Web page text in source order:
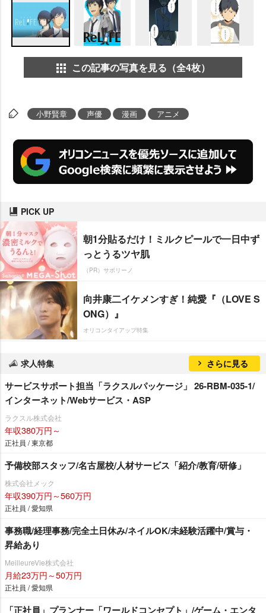
この記事の写真を見る（全4枚）
小野賢章 声優 漫画 アニメ
PICK UP
朝1分貼るだけ！ミルクピールで一日中ず
っとうるツヤ肌
（PR）サボリーノ
向井康二イケメンすぎ！純愛『（LOVE S
ONG）』
オリコンタイアップ特集
求人特集 さらに見る
サービスサポート担当「ラクスルパッケージ」 26-RBM-035-1/
インターネット/Webサービス・ASP
ラクスル株式会社
年収380万円～
正社員 / 東京都
予備校部スタッフ/名古屋校/人材サービス「紹介/教育/研修」
株式会社メック
年収390万円～560万円
正社員 / 愛知県
事務職/経理事務/完全土日休み/ネイルOK/未経験活躍中/賞与・
昇給あり
MeilleureVie株式会社
月給23万円～50万円
正社員 / 愛知県
「正社員」プランナー「ワールドコンセプト」/ゲーム・エンタ